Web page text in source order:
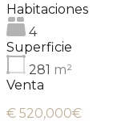
Habitaciones
4
Superficie
281 m²
Venta
€ 520,000€